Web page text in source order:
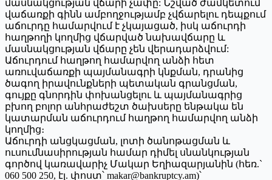
մասնակցության վճարի չափը: Նշված ժամկետում
վաճառքի գինն ամբողջությամբ չվճարելու դեպքում
աճուրդը համարվում է չկայացած, իսկ աճուրդի
հաղթողի կողմից վճարված նախավճարը և
մասնակցության վճարը չեն վերադարձվում:
Աճուրդում հաղթող համարվող անձի հետ
առուվաճառքի պայմանագրի կնքման, դրանից
ծագող իրավունքների պետական գրանցման,
գույքը գնորդին փոխանցելու և պայմանագրից
բխող բոլոր անհրաժեշտ ծախսերը ենթակա են
կատարման աճուրդում հաղթող համարվող անձի
կողմից։
Աճուրդի անցկացման, լոտի ծանոթացման և
ուսումնասիրության համար դիմել սնանկության
գործով կառավարիչ Մակար Եղիազարյանին (հեռ.`
060 500 250, էլ. փոստ՝ makar@bankruptcy.am)՝